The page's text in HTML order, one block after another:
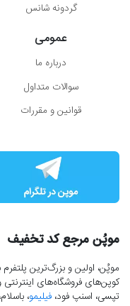
گردونه شانس
عمومی
درباره ما
سوالات متداول
قوانین و مقررات
موپُن مرجع کد تخفیف
موپُن، اولین و بزرگ‌ترین
کوپن‌های فروشگاه‌های اینترنتی
تپسی، اسنپ فود، فیلیمو، باسلام،